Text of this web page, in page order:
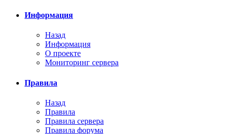
Информация
Назад
Информация
О проекте
Мониторинг сервера
Правила
Назад
Правила
Правила сервера
Правила форума